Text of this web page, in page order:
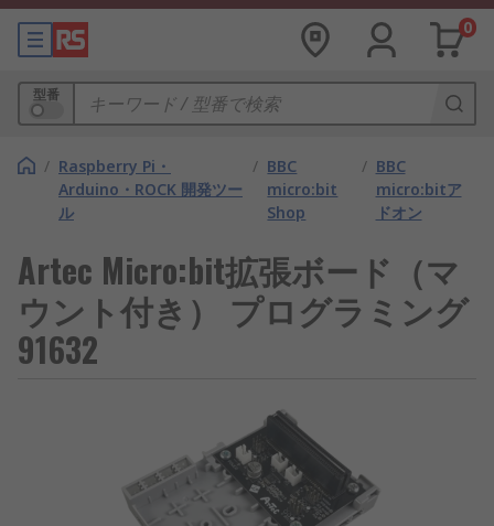
0
型番
/ Raspberry Pi・
Arduino・ROCK 開発ツー
ル
/ BBC
micro:bit
Shop
/ BBC
micro:bitア
ドオン
Artec Micro:bit拡張ボード（マ
ウント付き） プログラミング
91632